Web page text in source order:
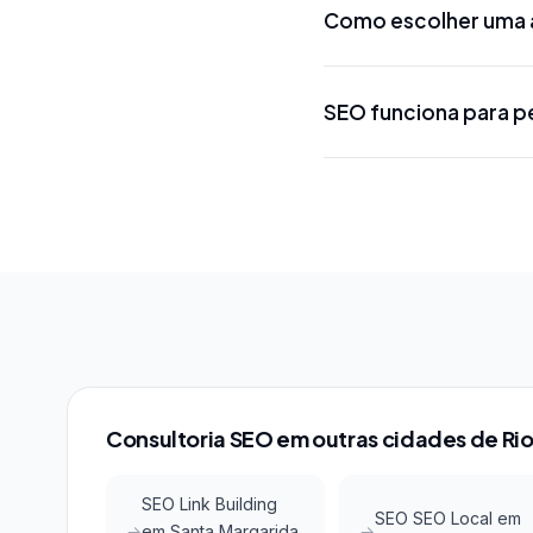
projeto. Projetos
Como escolher uma
conhecimento das
SEO funciona para
Consultoria SEO em outras cidades de
SEO Link Building
SEO SEO Local em